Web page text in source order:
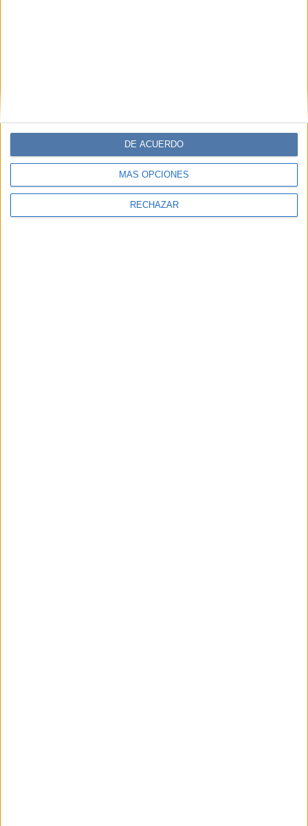
MÁS OPCIONES
RECHAZAR
DE ACUERDO